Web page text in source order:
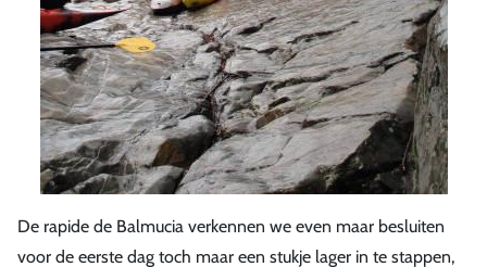
De rapide de Balmucia verkennen we even maar besluiten
voor de eerste dag toch maar een stukje lager in te stappen,